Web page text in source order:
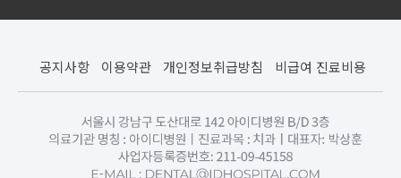
공지사항 이용약관 개인정보취급방침 비급여 진료비용